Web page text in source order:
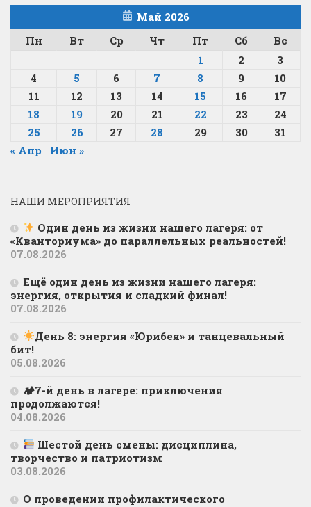
Май 2026
Пн
Вт Ср Чт Пт Сб
Вс
1
2
3
4
5 6 7 8 9
10
11
12 13 14 15 16
17
18
19 20 21 22 23
24
25
26 27 28 29 30
31
« Апр
Июн »
НАШИ МЕРОПРИЯТИЯ
Один день из жизни нашего лагеря: от
«Кванториума» до параллельных реальностей!
07.08.2026
Ещё один день из жизни нашего лагеря:
энергия, открытия и сладкий финал!
07.08.2026
День 8: энергия «Юрибея» и танцевальный
бит!
05.08.2026
🏕7-й день в лагере: приключения
продолжаются!
04.08.2026
Шестой день смены: дисциплина,
творчество и патриотизм
03.08.2026
О проведении профилактического